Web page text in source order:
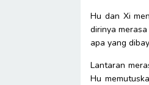
Hu dan Xi
dirinya
apa yang
Lantaran
Hu